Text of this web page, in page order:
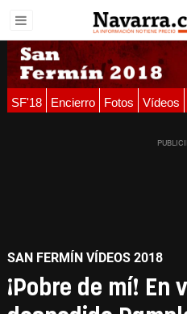
SF'18 Encierro Fotos Vídeos
SAN FERMÍN VÍDEOS 2018
¡Pobre de mí! En